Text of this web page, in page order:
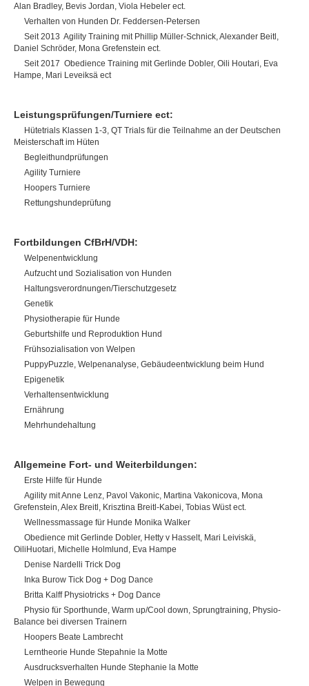
Alan Bradley, Bevis Jordan, Viola Hebeler ect.
Verhalten von Hunden Dr. Feddersen-Petersen
Seit 2013 Agility Training mit Phillip Müller-Schnick, Alexander Beitl,
Daniel Schröder, Mona Grefenstein ect.
Seit 2017 Obedience Training mit Gerlinde Dobler, Oili Houtari, Eva
Hampe, Mari Leveiksä ect
Leistungsprüfungen/Turniere ect:
Hütetrials Klassen 1-3, QT Trials für die Teilnahme an der Deutschen
Meisterschaft im Hüten
Begleithundprüfungen
Agility Turniere
Hoopers Turniere
Rettungshundeprüfung
Fortbildungen CfBrH/VDH:
Welpenentwicklung
Aufzucht und Sozialisation von Hunden
Haltungsverordnungen/Tierschutzgesetz
Genetik
Physiotherapie für Hunde
Geburtshilfe und Reproduktion Hund
Frühsozialisation von Welpen
PuppyPuzzle, Welpenanalyse, Gebäudeentwicklung beim Hund
Epigenetik
Verhaltensentwicklung
Ernährung
Mehrhundehaltung
Allgemeine Fort- und Weiterbildungen:
Erste Hilfe für Hunde
Agility mit Anne Lenz, Pavol Vakonic, Martina Vakonicova, Mona
Grefenstein, Alex Breitl, Krisztina Breitl-Kabei, Tobias Wüst ect.
Wellnessmassage für Hunde Monika Walker
Obedience mit Gerlinde Dobler, Hetty v Hasselt, Mari Leiviskä,
OiliHuotari, Michelle Holmlund, Eva Hampe
Denise Nardelli Trick Dog
Inka Burow Tick Dog + Dog Dance
Britta Kalff Physiotricks + Dog Dance
Physio für Sporthunde, Warm up/Cool down, Sprungtraining, Physio-
Balance bei diversen Trainern
Hoopers Beate Lambrecht
Lerntheorie Hunde Stepahnie la Motte
Ausdrucksverhalten Hunde Stephanie la Motte
Welpen in Bewegung